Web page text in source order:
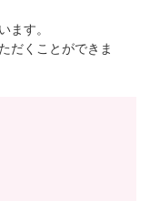
ます。
だくことができま